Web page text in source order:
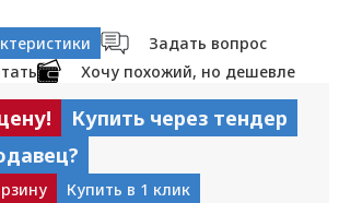
Задать вопрос
Хочу похожий, но дешевле
Купить через тендер
Купить в 1 клик